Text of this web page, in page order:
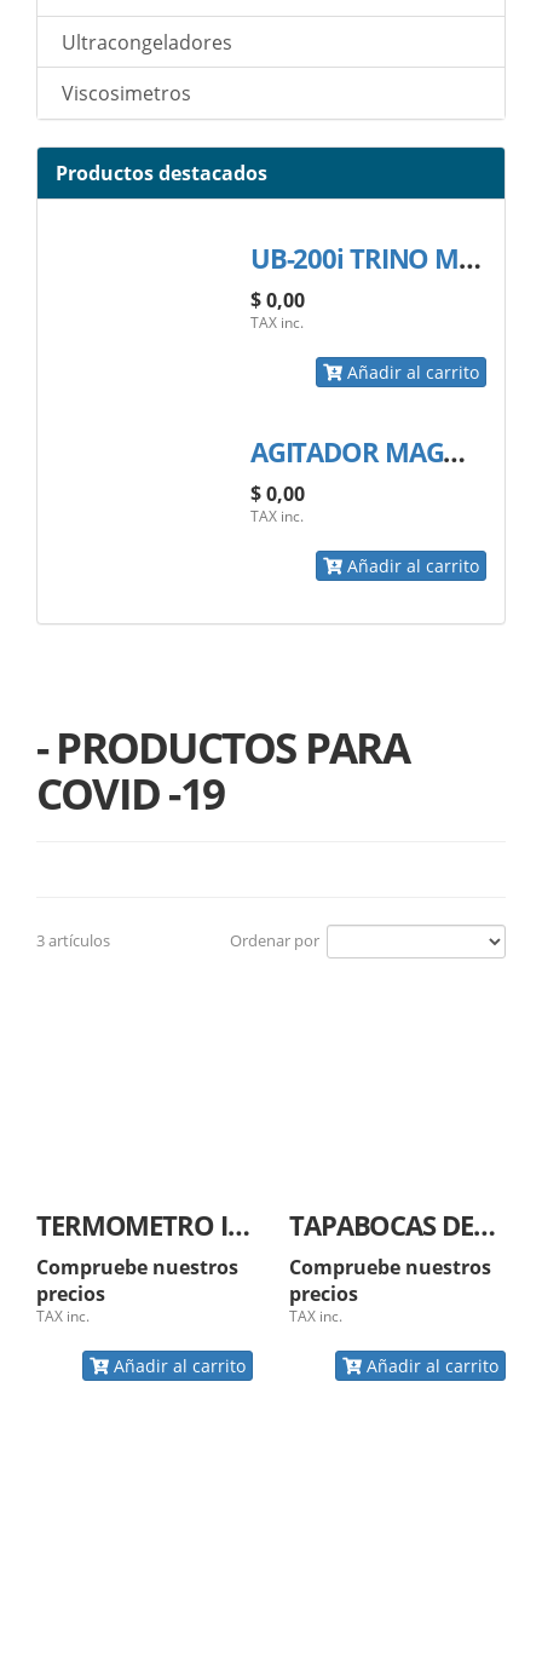
Ultracongeladores
Viscosimetros
Productos destacados
UB-200i TRINO MICROSCOPIO BINOCULAR
$ 0,00
TAX inc.
Añadir al carrito
AGITADOR MAGNETICO CON CALENTAMIENTO; MARCA BIOLAB
$ 0,00
TAX inc.
Añadir al carrito
- PRODUCTOS PARA
COVID -19
Ordenar por
3 artículos
TERMOMETRO INFRARROJO
Compruebe nuestros
precios
TAX inc.
Añadir al carrito
TAPABOCAS DESECHABLE
Compruebe nuestros
precios
TAX inc.
Añadir al carrito